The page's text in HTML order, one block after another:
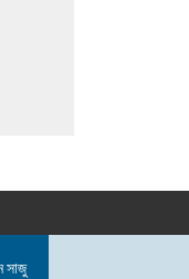
সাজু